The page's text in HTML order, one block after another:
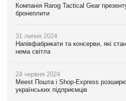
Компанія Rarog Tactical Gear
бронеплити
31 липня 2024
Напівфабрикати та консерви, які
нема світла
24 червня 2024
Meest Пошта і Shop-Express
українських підприємців